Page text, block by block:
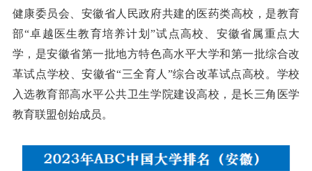
健康委员会、安徽省人民政府共建的医药类高校，是教育
部“卓越医生教育培养计划”试点高校、安徽省属重点大
学，是安徽省第一批地方特色高水平大学和第一批综合改
革试点学校、安徽省“三全育人”综合改革试点高校。学校
入选教育部高水平公共卫生学院建设高校，是长三角医学
教育联盟创始成员。